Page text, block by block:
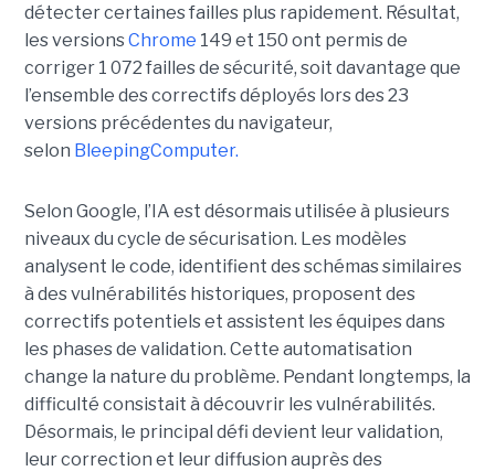
détecter certaines failles plus rapidement. Résultat,
les versionsChrome 149 et 150 ont permis de
corriger 1 072 failles de sécurité, soit davantage que
l’ensemble des correctifs déployés lors des 23
versions précédentes du navigateur,
selon BleepingComputer.
Selon Google, l’IA est désormais utilisée à plusieurs
niveaux du cycle de sécurisation. Les modèles
analysent le code, identifient des schémas similaires
à des vulnérabilités historiques, proposent des
correctifs potentiels et assistent les équipes dans
les phases de validation. Cette automatisation
change la nature du problème. Pendant longtemps, la
difficulté consistait à découvrir les vulnérabilités.
Désormais, le principal défi devient leur validation,
leur correction et leur diffusion auprès des